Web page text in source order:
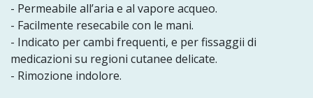
- Permeabile all’aria e al vapore acqueo.
- Facilmente resecabile con le mani.
- Indicato per cambi frequenti, e per fissaggii di
medicazioni su regioni cutanee delicate.
- Rimozione indolore.